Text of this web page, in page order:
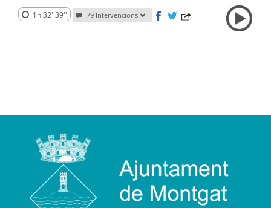
1h 32' 39'' 79 Intervencions